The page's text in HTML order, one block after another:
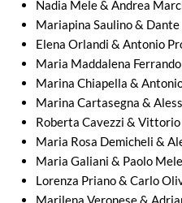
Nadia Mele & Andrea
Mariapina Saulino &
Elena Orlandi & Antonio
Maria Maddalena
Marina Chiapella &
Marina Cartasegna &
Roberta Cavezzi & Vittorio
Maria Rosa Demicheli &
Maria Galiani & Paolo
Lorenza Priano & Carlo
Marilena Veronese &